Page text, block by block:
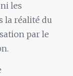
les
la réalité du
par le